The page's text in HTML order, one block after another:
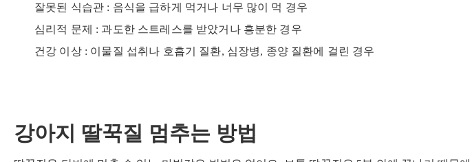
잘못된 식습관 : 음식을 급하게 먹거나 너무 많이 먹 경우
심리적 문제 : 과도한 스트레스를 받았거나 흥분한 경우
건강 이상 : 이물질 섭취나 호흡기 질환, 심장병, 종양 질환에 걸린 경우
강아지 딸꾹질 멈추는 방법